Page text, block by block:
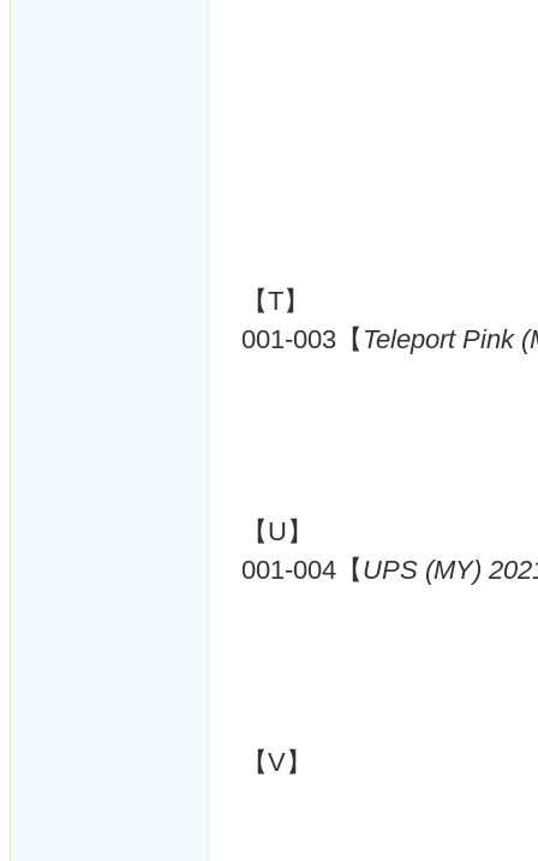
【T】
001-003【 Teleport Pink
【U】
001-004【UPS (MY)
【V】